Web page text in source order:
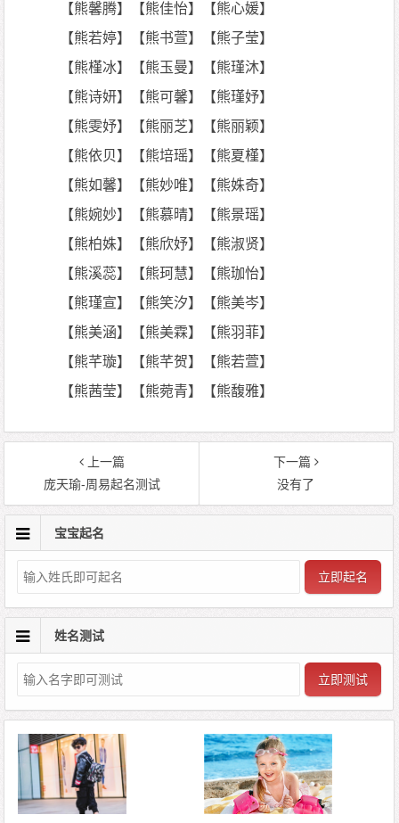
【熊馨腾】【熊佳怡】【熊心媛】
【熊若婷】【熊书萱】【熊子莹】
【熊槿冰】【熊玉曼】【熊瑾沐】
【熊诗妍】【熊可馨】【熊瑾妤】
【熊雯妤】【熊丽芝】【熊丽颖】
【熊依贝】【熊培瑶】【熊夏槿】
【熊如馨】【熊妙唯】【熊姝奇】
【熊婉妙】【熊慕晴】【熊景瑶】
【熊柏姝】【熊欣妤】【熊淑贤】
【熊溪蕊】【熊珂慧】【熊珈怡】
【熊瑾宣】【熊笑汐】【熊美岑】
【熊美涵】【熊美霖】【熊羽菲】
【熊芊璇】【熊芊贺】【熊若萱】
【熊茜莹】【熊菀青】【熊馥雅】
上一篇
庞天瑜-周易起名测试
下一篇
没有了
宝宝起名
立即起名
姓名测试
立即测试